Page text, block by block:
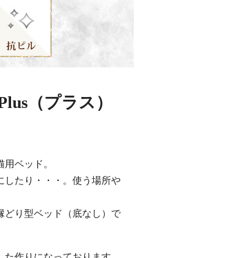
（プラス）
ベッド。
したり・・・。使う場所や
どり型ベッド（底なし）で